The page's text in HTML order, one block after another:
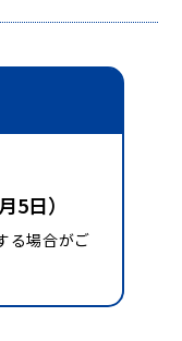
5日）
る場合がご